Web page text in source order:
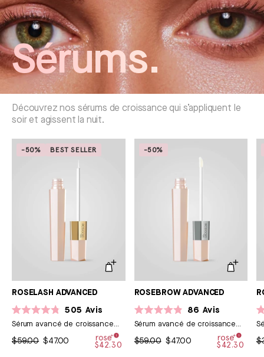
Sérums.
Découvrez nos sérums de croissance qui s’appliquent le
soir et agissent la nuit.
-50% BEST SELLER
ROSELASH ADVANCED
Noté
4.8
sur
5
505 Avis
Sérum avancé de croissance
pour cils
$59.00 $47.00 $42.30
-50%
ROSEBROW ADVANCED
Noté
4.9
sur
5
86 Avis
Sérum avancé de croissance
pour sourcils
$59.00 $47.00 $42.30 5